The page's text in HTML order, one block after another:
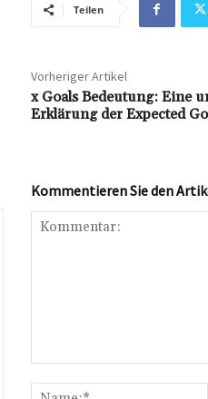
Teilen
Vorheriger Artikel
x Goals Bedeutung: Eine
Erklärung der Expected
Kommentieren Sie den